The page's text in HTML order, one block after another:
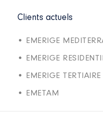
Clients actuels
• EMERIGE
• EMERIGE
• EMERIGE TERTIAIRE
• EMETAM